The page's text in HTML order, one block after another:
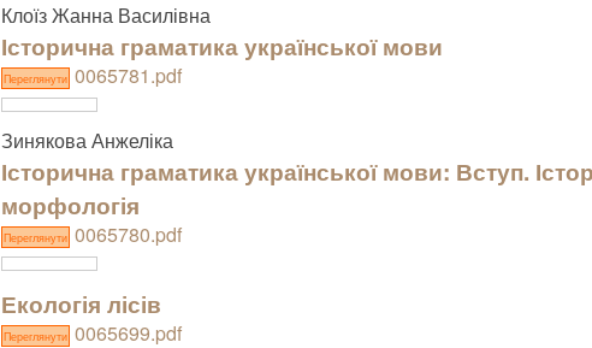
Клоїз Жанна Василівна
Історична граматика української мови
Переглянути0065781.pdf
Зинякова Анжеліка
Історична граматика української мови: Вступ.
морфологія
Переглянути0065780.pdf
Екологія лісів
Переглянути0065699.pdf